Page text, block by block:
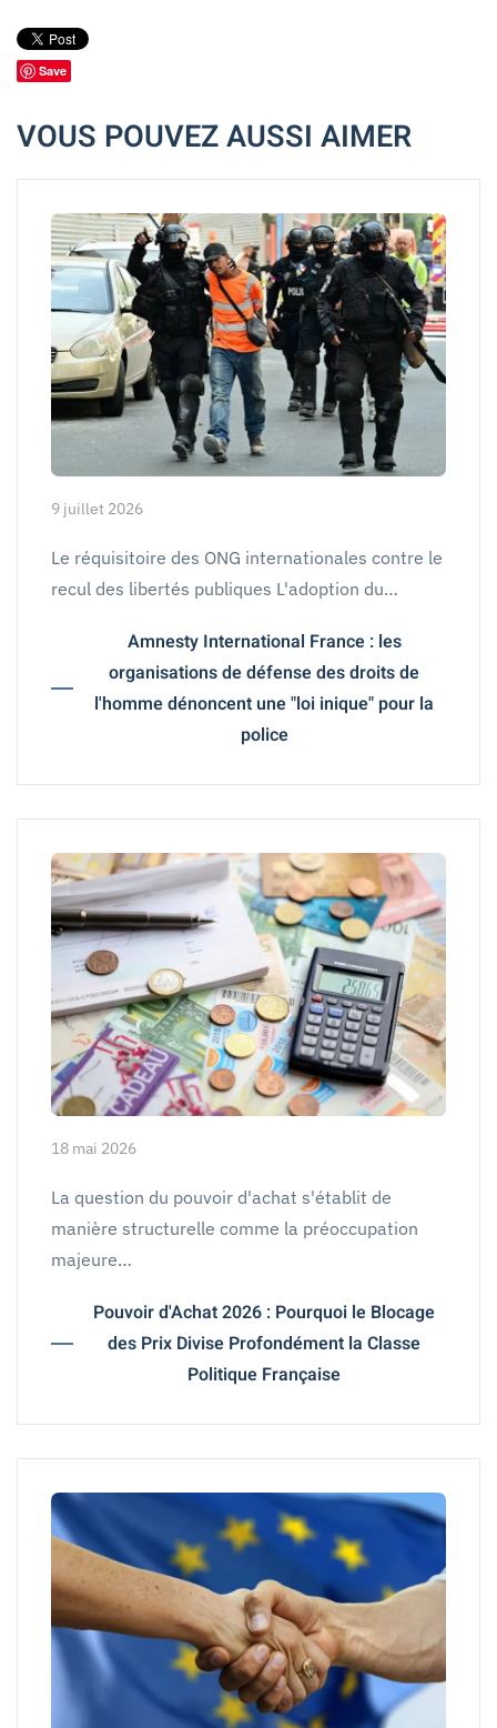
Save
VOUS POUVEZ AUSSI AIMER
9 juillet 2026
Le réquisitoire des ONG internationales contre le
recul des libertés publiques L'adoption du…
Amnesty International France : les
organisations de défense des droits de
l'homme dénoncent une "loi inique" pour la
police
18 mai 2026
La question du pouvoir d'achat s'établit de
manière structurelle comme la préoccupation
majeure…
Pouvoir d'Achat 2026 : Pourquoi le Blocage
des Prix Divise Profondément la Classe
Politique Française